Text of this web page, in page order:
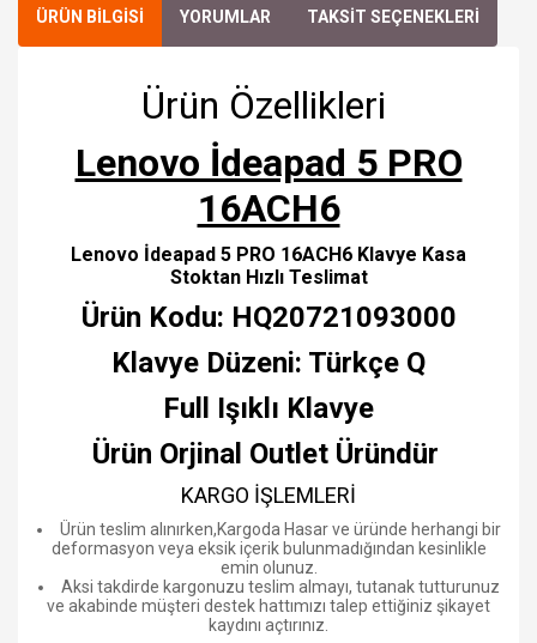
ÜRÜN BİLGİSİ YORUMLAR TAKSİT SEÇENEKLERİ
Ürün Özellikleri
Lenovo İdeapad 5 PRO
16ACH6
Lenovo İdeapad 5 PRO 16ACH6 Klavye Kasa
Stoktan Hızlı Teslimat
Ürün Kodu: HQ20721093000
Klavye Düzeni: Türkçe Q
Full Işıklı Klavye
Ürün Orjinal Outlet Üründür
KARGO İŞLEMLERİ
Ürün teslim alınırken,Kargoda Hasar ve üründe herhangi bir
deformasyon veya eksik içerik bulunmadığından kesinlikle
emin olunuz.
Aksi takdirde kargonuzu teslim almayı, tutanak tutturunuz
ve akabinde müşteri destek hattımızı talep ettiğiniz şikayet
kaydını açtırınız.